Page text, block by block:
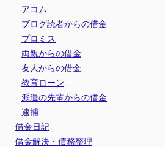
アコム
ブログ読者からの借金
プロミス
両親からの借金
友人からの借金
教育ローン
派遣の先輩からの借金
逮捕
借金日記
借金解決・債務整理